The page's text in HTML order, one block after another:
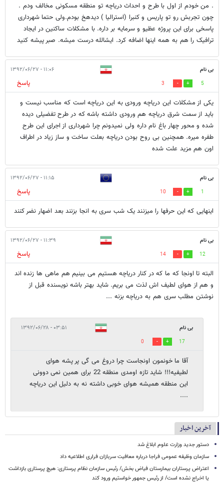
. من خودم از اول با طرح و احداث دریاچه تو منطقه مسکونی مخالف ودم .
چون تجربش رو تو پاریس و کنبرا (استرالیا ) دیدهخ بودم.ولی حتما شهرداری
پاسخی برای این پروژه عظیو و سرمایه بر داره. با مشکلات ساکنین در ایجاد
ترافیک را هم به همه اینها اضافه کرد. ایشالله درست میشه. صبر پیشه کنید
بی نام ۱۱:۰۶ - ۱۳۹۲/۰۶/۲۷
5
3
پاسخ
یکی از مشکلات این دریاچه ورودی به این دریاچه است که مناسب نیست و
باید از سمت شرق دریاچه هم ورودی داشته باشه که در طرح تفضیلی دیده
شده و محور چهار باغ نام داره ولی نمیدونم چرا شهرداری از اجرای این طرح
طفره میره. همچنین بی روح بودن دریاچه بعلت ساخت و ساز زیاد در اطراف
اون هم مزید علت شده
بی نام ۱۱:۱۵ - ۱۳۹۲/۰۶/۲۷
1
10
پاسخ
اینهایی که این حرفها را میزنند یک شب سری به انجا بزنند بعد اضهار نضر کنند
بی نام ۱۱:۳۹ - ۱۳۹۲/۰۶/۲۷
12
14
پاسخ
البته تا اونجا که ما که در کنار دریاچه هستیم می بینیم هم ماهی ها زنده اند
و هم از هوای لطیف اش لذت می بریم. شاید بهتر باشه نویسنده قبل از
نوشتن مطلب سری هم به دریاچه بزنه ...
بی نام ۰۳:۵۱ - ۱۳۹۲/۰۶/۲۸
17
0
آقا ما خونمون اونجاست چرا دروغ می گی پر پشه هوای
لطیفیه!!! شاید تازه اومدی منطقه 22 برای همین نمی دوونی
این منطقه همیشه هوای خوبی داشته نه به دلیل این دریاچه
....
آخرین اخبار
دستور جدید وزارت علوم ابلاغ شد
سازمان وظیفه عمومی فراجا درباره معافیت سربازان فراری اطلاعیه داد
اعتراض پرستاران بیمارستان فیاض بخش/ رئیس سازمان نظام پرستاری: هیچ پرستاری بازداشت
یا اخراج نشده است/ از رئیس جمهور خواستیم ورود کند